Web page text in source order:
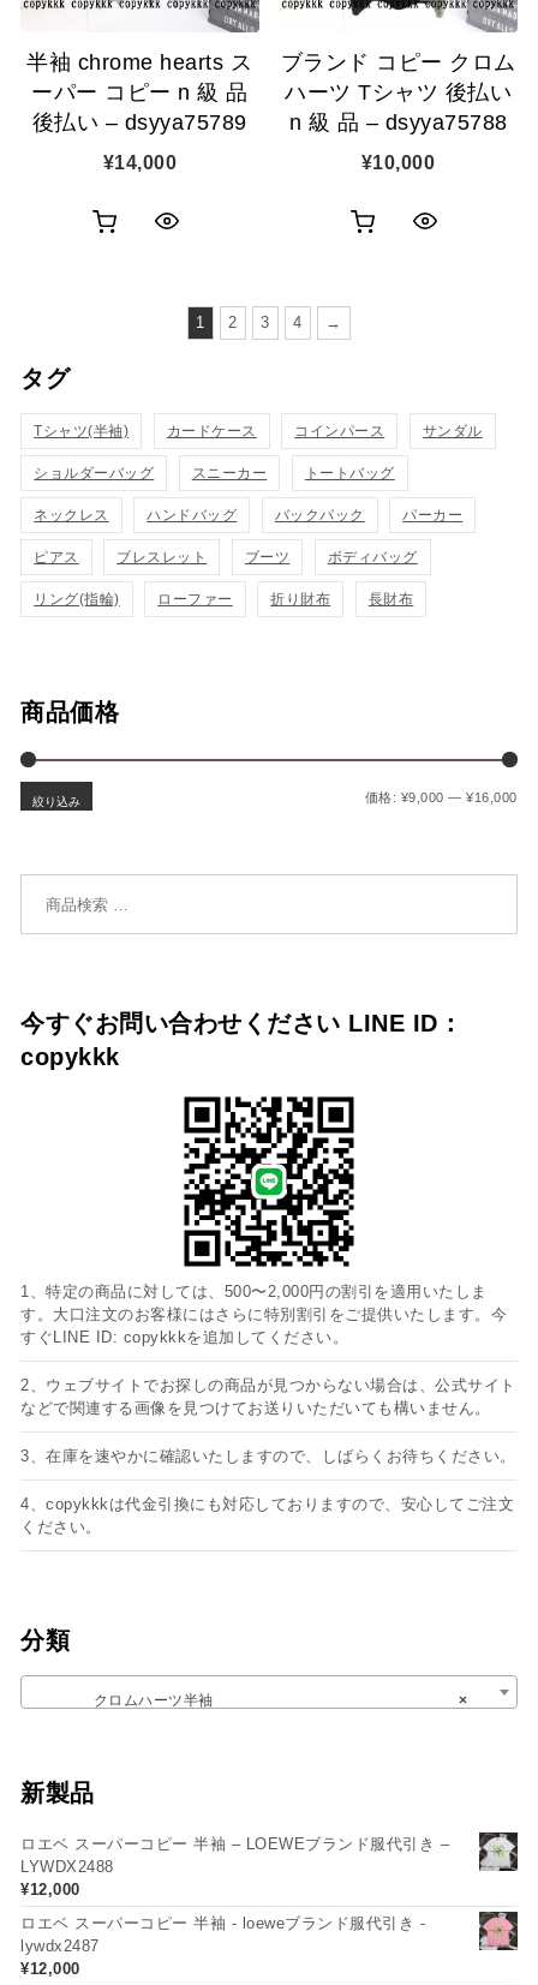
半袖 chrome hearts ス
ーパー コピー n 級 品
後払い – dsyya75789
¥14,000
ブランド コピー クロム
ハーツ Tシャツ 後払い
n 級 品 – dsyya75788
¥10,000
1 2 3 4 →
タグ
Tシャツ(半袖) カードケース コインパース サンダル
ショルダーバッグ スニーカー トートバッグ
ネックレス ハンドバッグ バックパック パーカー
ピアス ブレスレット ブーツ ボディバッグ
リング(指輪) ローファー 折り財布 長財布
商品価格
最
最
絞り込み 価格: ¥9,000 —¥16,000
今すぐお問い合わせください LINE ID：
copykkk
1、特定の商品に対しては、500〜2,000円の割引を適用いたしま
す。大口注文のお客様にはさらに特別割引をご提供いたします。今
すぐLINE ID: copykkkを追加してください。
2、ウェブサイトでお探しの商品が見つからない場合は、公式サイト
などで関連する画像を見つけてお送りいただいても構いません。
3、在庫を速やかに確認いたしますので、しばらくお待ちください。
4、copykkkは代金引換にも対応しておりますので、安心してご注文
ください。
分類
×
クロムハーツ半袖
新製品
ロエベ スーパーコピー 半袖 – LOEWEブランド服代引き –
LYWDX2488
¥12,000
ロエベ スーパーコピー 半袖 - loeweブランド服代引き -
lywdx2487
¥12,000